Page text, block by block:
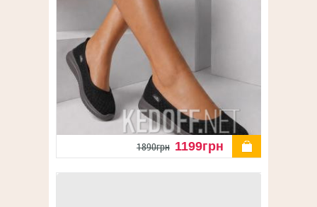
купити
1890грн 1199грн